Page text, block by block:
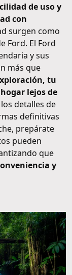
de uso y
con
surgen como
Ford. El Ford
y sus
más que
tu
lejos de
detalles de
definitivas
prepárate
pueden
que
y